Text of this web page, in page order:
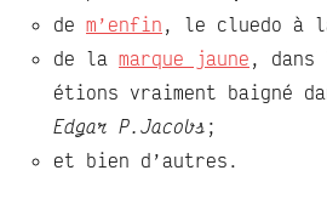
de m’enfin , le cluedo à
de la marque jaune , dans
étions vraiment baigné
Edgar P.Jacobs ;
et bien d’autres.